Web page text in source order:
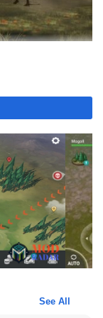
bernama
dengan grafik
kepala sobat? Misi-
juga tidak kalah
Mod APK banyak
gameyang
sebelum
Earth Mod APK.
See All